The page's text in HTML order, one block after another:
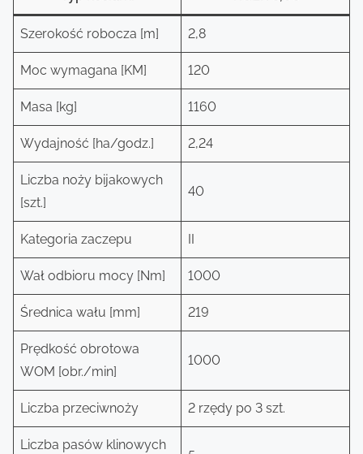
Szerokość robocza [m] 2,8
Moc wymagana [KM] 120
Masa [kg] 1160
Wydajność [ha/godz.] 2,24
Liczba noży bijakowych
[szt.]
40
Kategoria zaczepu II
Wał odbioru mocy [Nm] 1000
Średnica wału [mm] 219
Prędkość obrotowa
WOM [obr./min]
1000
Liczba przeciwnoży 2 rzędy po 3 szt.
Liczba pasów klinowych